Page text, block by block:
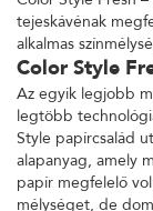
tejeskávénak
alkalmas
Color Style
Az egyik legjobb
legtöbb
Style papírcsalád
alapanyag, amely
papír megfelelő
mélységet, de